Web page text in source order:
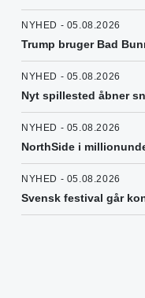
NYHED - 05.08.2026
Trump bruger Bad
NYHED - 05.08.2026
Nyt spillested åbner
NYHED - 05.08.2026
NorthSide i
NYHED - 05.08.2026
Svensk festival går